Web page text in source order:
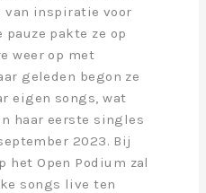
van inspiratie voor
pakte ze op
weer op met
geleden begon ze
eigen songs, wat
haar eerste singles
2023. Bij
het Open Podium zal
songs live ten